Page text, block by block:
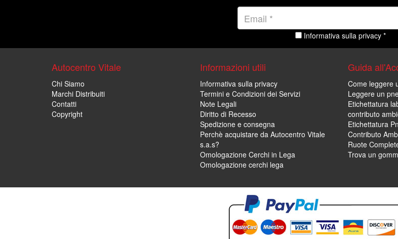
Informativa sulla privacy *
Autocentro Vitale
Chi Siamo
Marchi Distribuiti
Contatti
Copyright
Informazioni utili
Informativa sulla privacy
Termini e Condizioni dei Servizi
Note Legali
Diritto di Recesso
Spedizione e consegna
Perchè acquistare da Autocentro Vitale
s.a.s?
Omologazione Cerchi in Lega
Omologazione cerchi lega
Guida
Come leggere
Leggere un
Etichettatura
contributo
Etichettatura
Contributo
Ruote
Trova un